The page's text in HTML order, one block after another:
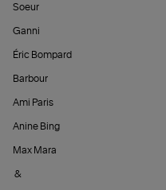
Soeur
Ganni
Éric Bompard
Barbour
Ami Paris
Anine Bing
Max Mara
&